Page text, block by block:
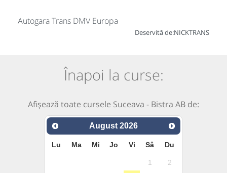
Autogara Trans DMV Europa
Deservită de:NICKTRANS
Înapoi la curse:
Afișează toate cursele Suceava - Bistra AB de:
August 2026
Lu Ma Mi Jo Vi Sâ Du
1
2